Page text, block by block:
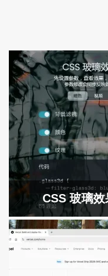
CSS 玻璃